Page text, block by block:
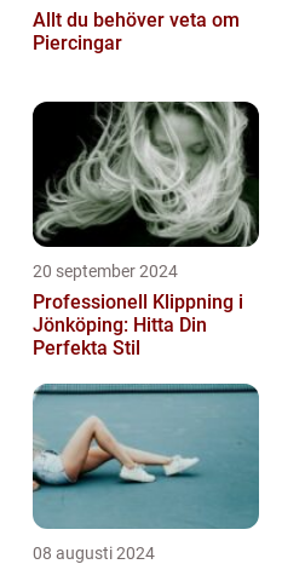
Allt du behöver veta om
Piercingar
20 september 2024
Professionell Klippning i
Jönköping: Hitta Din
Perfekta Stil
08 augusti 2024